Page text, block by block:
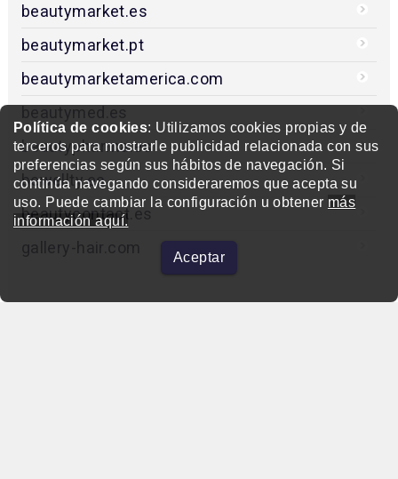
Política de cookies: Utilizamos cookies propias y de
terceros para mostrarle publicidad relacionada con sus
preferencias según sus hábitos de navegación. Si
continúa navegando consideraremos que acepta su
uso. Puede cambiar la configuración u obtener más
información aquí.
Aceptar
beautymarket.es
beautymarket.pt
beautymarketamerica.com
beautymed.es
beautypharma.es
bewellty.es
beautycontact.es
gallery-hair.com